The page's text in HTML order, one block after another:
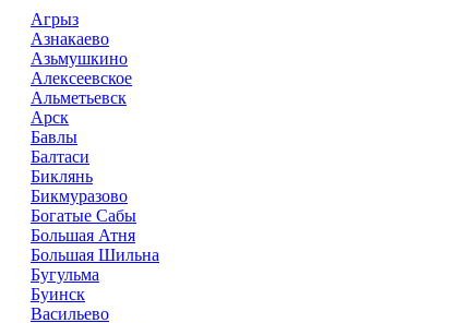
Агрыз
Азнакаево
Азьмушкино
Алексеевское
Альметьевск
Арск
Бавлы
Балтаси
Биклянь
Бикмуразово
Богатые Сабы
Большая Атня
Большая Шильна
Бугульма
Буинск
Васильево